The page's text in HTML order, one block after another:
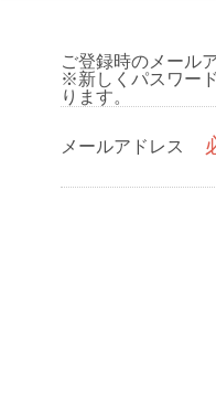
ご登録時のメール
※新しくパスワー
ります。
メールアドレス